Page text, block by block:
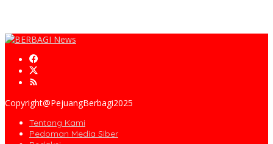
Copyright@PejuangBerbagi2025
Tentang Kami
Pedoman Media Siber